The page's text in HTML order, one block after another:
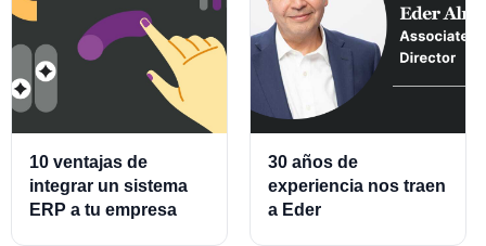
10 ventajas de
integrar un sistema
ERP a tu empresa
30 años de
experiencia nos traen
a Eder